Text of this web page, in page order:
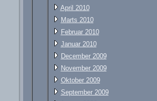
April 2010
Marts 2010
Februar 2010
Januar 2010
December 2009
November 2009
Oktober 2009
September 2009